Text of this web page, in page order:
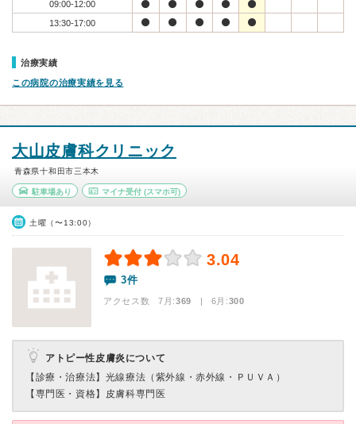
09:00-12:00
13:30-17:00
治療実績
この病院の治療実績を見る
大山皮膚科クリニック
青森県十和田市三本木
駐車場あり マイナ受付(スマホ可)
土曜（〜13:00）
3.04
3件
アクセス数 7月:369 | 6月:300
アトピー性皮膚炎について
【診療・治療法】 光線療法（紫外線・赤外線・ＰＵＶＡ）
【専門医・資格】 皮膚科専門医